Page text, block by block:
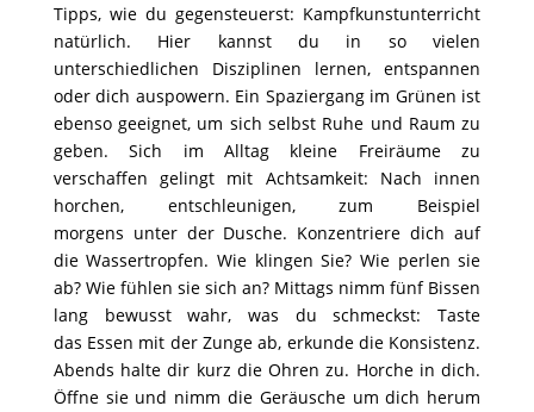
Tipps, wie du gegensteuerst: Kampfkunstunterricht
natürlich. Hier kannst du in so vielen
unterschiedlichen Disziplinen lernen, entspannen
oder dich auspowern. Ein Spaziergang im Grünen ist
ebenso geeignet, um sich selbst Ruhe und Raum zu
geben. Sich im Alltag kleine Freiräume zu
verschaffen gelingt mit Achtsamkeit: Nach innen
horchen, entschleunigen, zum Beispiel
morgens unter der Dusche. Konzentriere dich auf
die Wassertropfen. Wie klingen Sie? Wie perlen sie
ab? Wie fühlen sie sich an? Mittags nimm fünf Bissen
lang bewusst wahr, was du schmeckst: Taste
das Essen mit der Zunge ab, erkunde die Konsistenz.
Abends halte dir kurz die Ohren zu. Horche in dich.
Öffne sie und nimm die Geräusche um dich herum